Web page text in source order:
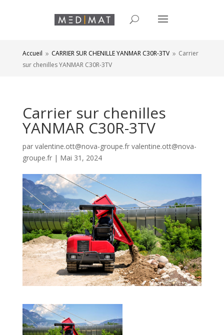
Accueil 9 CARRIER SUR CHENILLE YANMAR C30R-3TV 9 Carrier
sur chenilles YANMAR C30R-3TV
Carrier sur chenilles
YANMAR C30R-3TV
par valentine.ott@nova-groupe.fr valentine.ott@nova-
groupe.fr| Mai 31, 2024